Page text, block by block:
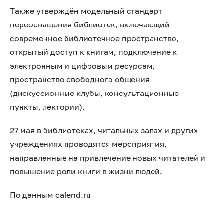
Также утверждён модельный стандарт
переоснащения библиотек, включающий
современное библиотечное пространство,
открытый доступ к книгам, подключение к
электронным и цифровым ресурсам,
пространство свободного общения
(дискуссионные клубы, консультационные
пункты, лектории).
27 мая в библиотеках, читальных залах и других
учреждениях проводятся мероприятия,
направленные на привлечение новых читателей и
повышение роли книги в жизни людей.
По данным calend.ru